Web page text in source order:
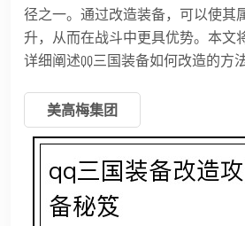
径之一。通过改造装备，可以使其
升，从而在战斗中更具优势。本文
详细阐述QQ三国装备如何改造的方
美高梅集团